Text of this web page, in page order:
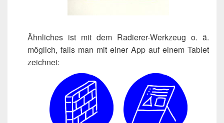
Ähn­li­ches ist mit dem Radie­rer-Werk­zeug o. ä.
mög­lich, falls man mit einer App auf einem Tablet
zeichnet: